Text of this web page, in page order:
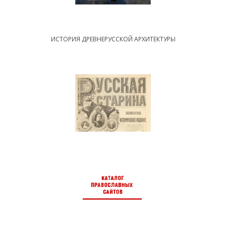
ИСТОРИЯ ДРЕВНЕРУССКОЙ АРХИТЕКТУРЫ